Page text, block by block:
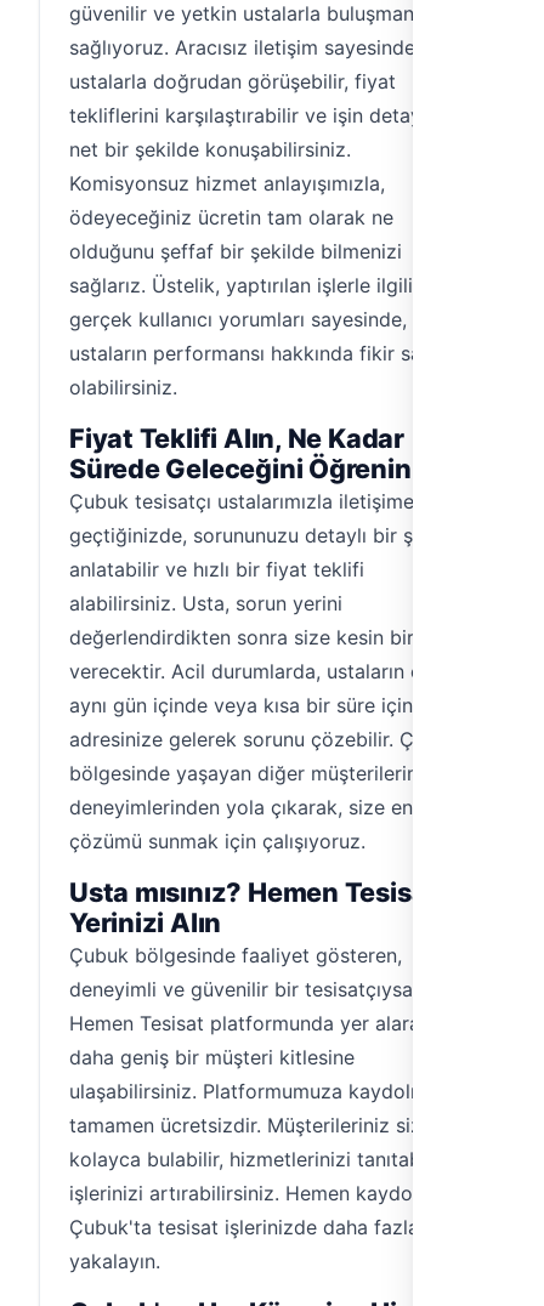
güvenilir ve yetkin ustalarla buluşmanızı
sağlıyoruz. Aracısız iletişim sayesinde,
ustalarla doğrudan görüşebilir, fiyat
tekliflerini karşılaştırabilir ve işin detaylarını
net bir şekilde konuşabilirsiniz.
Komisyonsuz hizmet anlayışımızla,
ödeyeceğiniz ücretin tam olarak ne
olduğunu şeffaf bir şekilde bilmenizi
sağlarız. Üstelik, yaptırılan işlerle ilgili
gerçek kullanıcı yorumları sayesinde,
ustaların performansı hakkında fikir sahibi
olabilirsiniz.
Fiyat Teklifi Alın, Ne Kadar
Sürede Geleceğini Öğrenin
Çubuk tesisatçı ustalarımızla iletişime
geçtiğinizde, sorununuzu detaylı bir şekilde
anlatabilir ve hızlı bir fiyat teklifi
alabilirsiniz. Usta, sorun yerini
değerlendirdikten sonra size kesin bir fiyat
verecektir. Acil durumlarda, ustaların çoğu
aynı gün içinde veya kısa bir süre içinde
adresinize gelerek sorunu çözebilir. Çubuk
bölgesinde yaşayan diğer müşterilerimizin
deneyimlerinden yola çıkarak, size en uygun
çözümü sunmak için çalışıyoruz.
Usta mısınız? Hemen Tesisat'ta
Yerinizi Alın
Çubuk bölgesinde faaliyet gösteren,
deneyimli ve güvenilir bir tesisatçıysanız,
Hemen Tesisat platformunda yer alarak
daha geniş bir müşteri kitlesine
ulaşabilirsiniz. Platformumuza kaydolmak
tamamen ücretsizdir. Müşterileriniz sizi
kolayca bulabilir, hizmetlerinizi tanıtabilir ve
işlerinizi artırabilirsiniz. Hemen kaydolun,
Çubuk'ta tesisat işlerinizde daha fazla fırsat
yakalayın.